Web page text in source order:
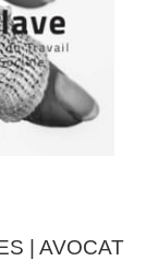
| AVOCAT